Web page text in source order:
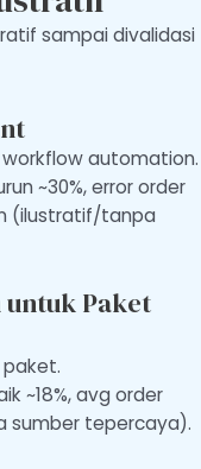
sampai divalidasi
workflow automation.
~30%, error order
(ilustratif/tanpa
untuk Paket
paket.
~18%, avg order
sumber tepercaya).